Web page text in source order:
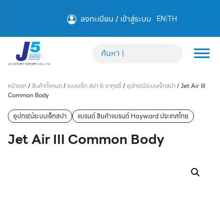
ลงทะเบียน / เข้าสู่ระบบ EN|TH
หน้าแรก/ สินค้าทั้งหมด/ ระบบเจ็ท สปา & จากุซซี่ / อุปกรณ์ระบบเจ็ทสปา/ Jet Air III
Common Body
อุปกรณ์ระบบเจ็ทสปา แบรนด์ สินค้าแบรนด์ Hayward ประเทศไทย
Jet Air III Common Body